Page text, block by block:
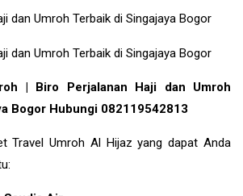
| Biro Perjalanan Haji dan Umroh
Bogor Hubungi 082119542813
Travel Umroh Al Hijaz yang dapat Anda